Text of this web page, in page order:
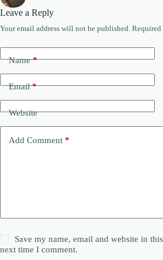
Leave a Reply
Your email address will not be published. Required
Name*
Email*
Website
Add Comment *
Save my name, email and website in
next time I comment.